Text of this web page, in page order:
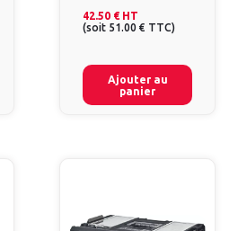
42.50 € HT
(soit 51.00 € TTC)
Ajouter au
panier